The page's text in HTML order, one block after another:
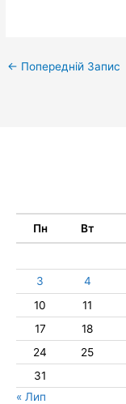
← Попередній Запис
Пн Вт
3
4
10
11
17
18
24
25
31
« Лип